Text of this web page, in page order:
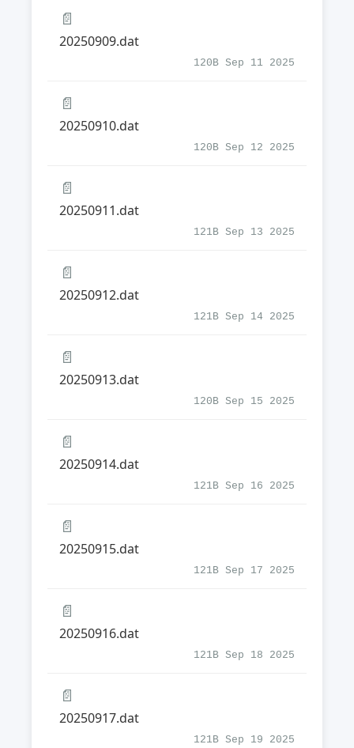
📄
20250909.dat
120B Sep 11 2025
📄
20250910.dat
120B Sep 12 2025
📄
20250911.dat
121B Sep 13 2025
📄
20250912.dat
121B Sep 14 2025
📄
20250913.dat
120B Sep 15 2025
📄
20250914.dat
121B Sep 16 2025
📄
20250915.dat
121B Sep 17 2025
📄
20250916.dat
121B Sep 18 2025
📄
20250917.dat
121B Sep 19 2025